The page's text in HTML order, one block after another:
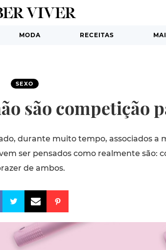
MODA RECEITAS
SEXO
são competição
durante muito tempo, associados a
ser pensados como realmente são:
de ambos.